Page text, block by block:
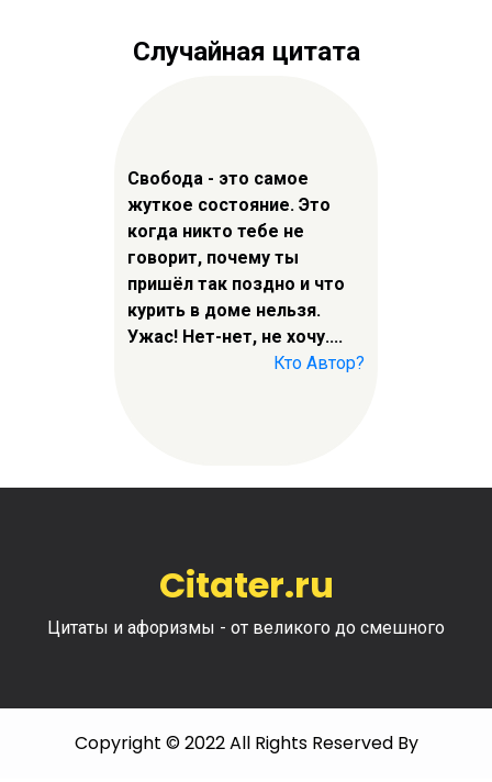
Случайная цитата
Свобода - это самое
жуткое состояние. Это
когда никто тебе не
говорит, почему ты
пришёл так поздно и что
курить в доме нельзя.
Ужас! Нет-нет, не хочу....
Кто Автор?
Citater.ru
Цитаты и афоризмы - от великого до смешного
Copyright © 2022 All Rights Reserved By